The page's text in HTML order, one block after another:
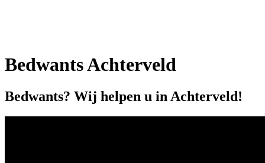
Bedwants Achterveld
Bedwants? Wij helpen u in Achterveld!